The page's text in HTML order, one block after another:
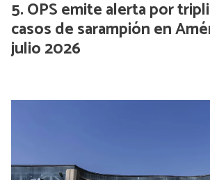
OPS emite alerta por
casos de sarampión en
julio 2026